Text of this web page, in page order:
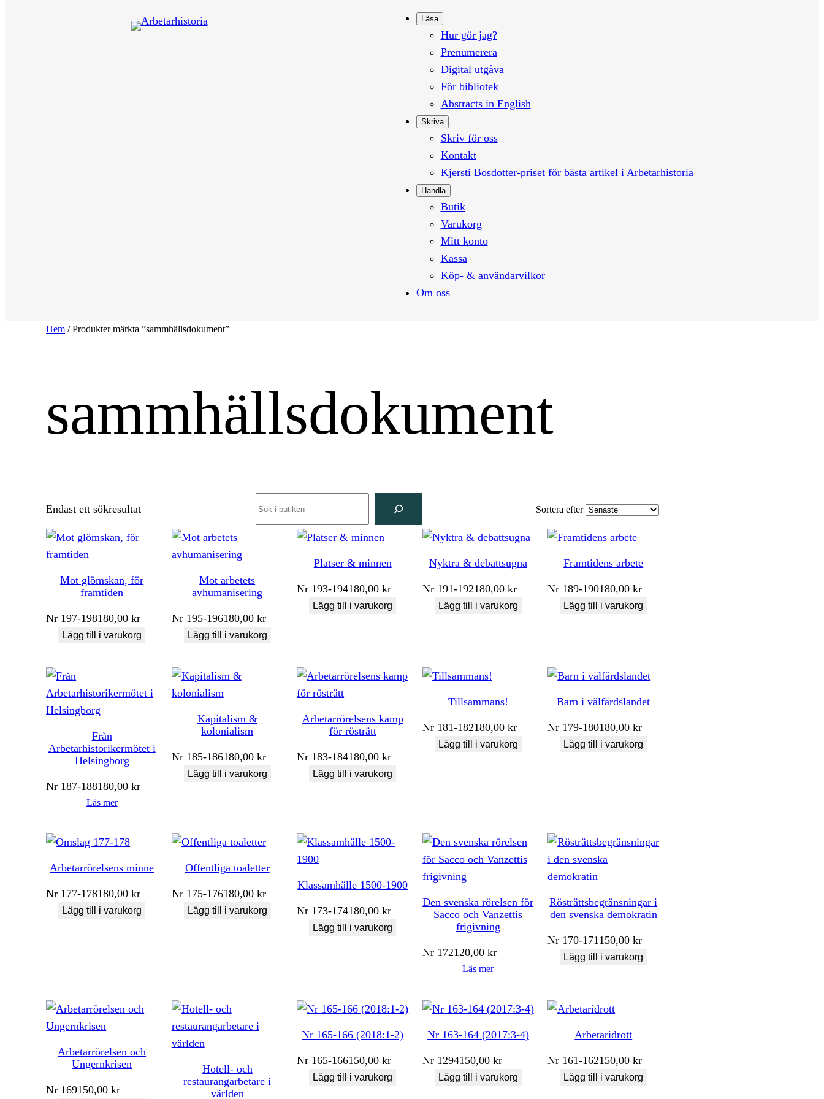
Läsa
Hur gör jag?
Prenumerera
Digital utgåva
För bibliotek
Abstracts in English
Skriva
Skriv för oss
Kontakt
Kjersti Bosdotter-priset för bästa artikel i Arbetarhistoria
Handla
Butik
Varukorg
Mitt konto
Kassa
Köp- & användarvilkor
Om oss
Hem / Produkter märkta ”sammhällsdokument”
sammhällsdokument
Endast ett sökresultat Sortera efter
Mot glömskan, för
framtiden
Nr 197-198180,00kr
Lägg till i varukorg
Mot arbetets
avhumanisering
Nr 195-196180,00 kr
Lägg till i varukorg
Platser & minnen
Nr 193-194180,00kr
Lägg till i varukorg
Nyktra & debattsugna
Nr 191-192180,00 kr
Lägg till i varukorg
Framtidens arbete
Nr 189-190180,00kr
Lägg till i varukorg
Från
Arbetarhistorikermötet i
Helsingborg
Nr 187-188180,00kr
Läs mer
Kapitalism &
kolonialism
Nr 185-186180,00 kr
Lägg till i varukorg
Arbetarrörelsens kamp
för rösträtt
Nr 183-184180,00kr
Lägg till i varukorg
Tillsammans!
Nr 181-182180,00 kr
Lägg till i varukorg
Barn i välfärdslandet
Nr 179-180180,00kr
Lägg till i varukorg
Arbetarrörelsens minne
Nr 177-178180,00kr
Lägg till i varukorg
Offentliga toaletter
Nr 175-176180,00 kr
Lägg till i varukorg
Klassamhälle 1500-1900
Nr 173-174180,00kr
Lägg till i varukorg
Den svenska rörelsen för
Sacco och Vanzettis
frigivning
Nr 172120,00 kr
Läs mer
Rösträttsbegränsningar i
den svenska demokratin
Nr 170-171150,00kr
Lägg till i varukorg
Arbetarrörelsen och
Ungernkrisen
Nr 169150,00kr
Hotell- och
restaurangarbetare i
världen
Nr 165-166 (2018:1-2)
Nr 165-166150,00kr
Lägg till i varukorg
Nr 163-164 (2017:3-4)
Nr 1294150,00 kr
Lägg till i varukorg
Arbetaridrott
Nr 161-162150,00kr
Lägg till i varukorg